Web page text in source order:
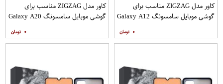
کاور مدل ZIGZAG مناسب برای
گوشی موبایل سامسونگ Galaxy A12
۰
کاور مدل ZIGZAG مناسب برای
گوشی موبایل سامسونگ Galaxy A20
۰